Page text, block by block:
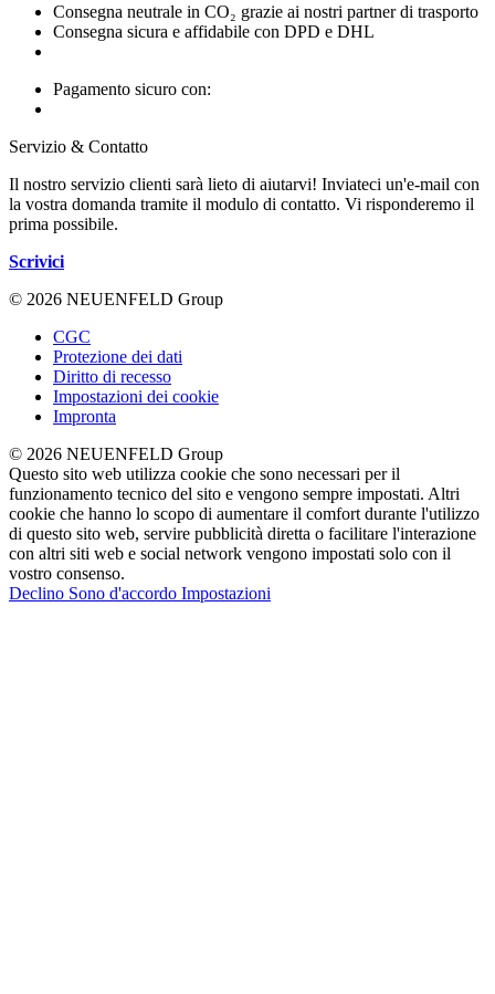
Consegna neutrale in CO₂ grazie ai nostri partner di trasporto
Consegna sicura e affidabile con DPD e DHL
Pagamento sicuro con:
Servizio & Contatto
Il nostro servizio clienti sarà lieto di aiutarvi! Inviateci un'e-mail con
la vostra domanda tramite il modulo di contatto. Vi risponderemo il
prima possibile.
Scrivici
© 2026 NEUENFELD Group
CGC
Protezione dei dati
Diritto di recesso
Impostazioni dei cookie
Impronta
© 2026 NEUENFELD Group
Questo sito web utilizza cookie che sono necessari per il
funzionamento tecnico del sito e vengono sempre impostati. Altri
cookie che hanno lo scopo di aumentare il comfort durante l'utilizzo
di questo sito web, servire pubblicità diretta o facilitare l'interazione
con altri siti web e social network vengono impostati solo con il
vostro consenso.
Declino Sono d'accordo Impostazioni